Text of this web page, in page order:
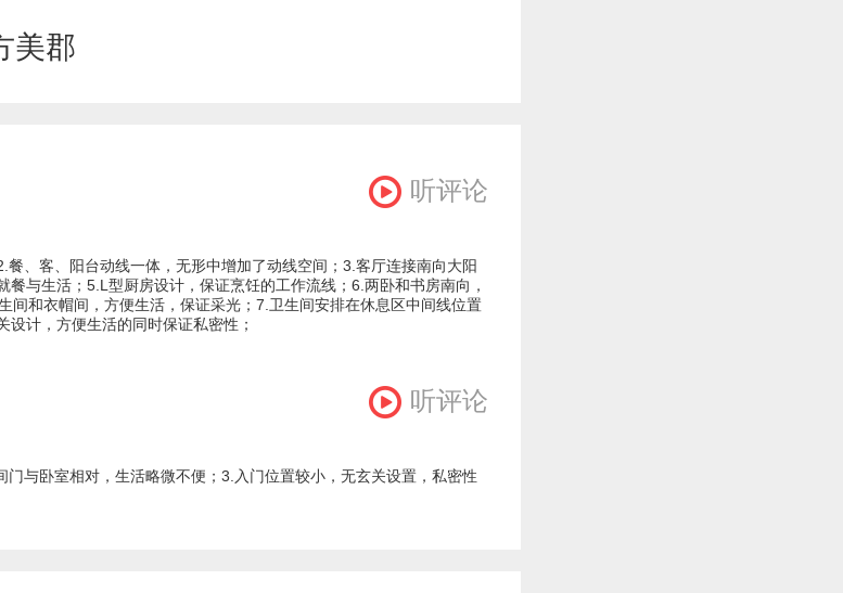
美郡
听评论
、客、阳台动线一体，无形中增加了动线空间；3.客厅连接南向大阳
餐与生活；5.L型厨房设计，保证烹饪的工作流线；6.两卧和书房南向，
间和衣帽间，方便生活，保证采光；7.卫生间安排在休息区中间线位置
设计，方便生活的同时保证私密性；
听评论
与卧室相对，生活略微不便；3.入门位置较小，无玄关设置，私密性